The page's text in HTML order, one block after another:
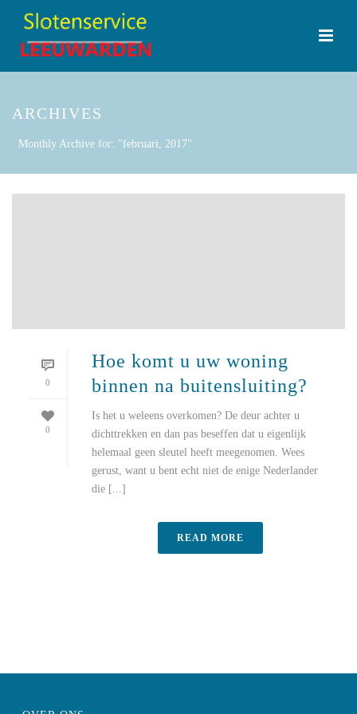
ARCHIVES
Monthly Archive for: "februari, 2017"
0
0
Hoe komt u uw woning
binnen na buitensluiting?
Is het u weleens overkomen? De deur achter u
dichttrekken en dan pas beseffen dat u eigenlijk
helemaal geen sleutel heeft meegenomen. Wees
gerust, want u bent echt niet de enige Nederlander
die [...]
READ MORE